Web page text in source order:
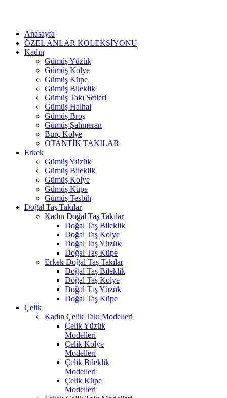
Anasayfa
ÖZEL ANLAR KOLEKSİYONU
Kadın
Gümüş Yüzük
Gümüş Kolye
Gümüş Küpe
Gümüş Bileklik
Gümüş Takı Setleri
Gümüş Halhal
Gümüş Broş
Gümüş Şahmeran
Burç Kolye
OTANTİK TAKILAR
Erkek
Gümüş Yüzük
Gümüş Bileklik
Gümüş Kolye
Gümüş Küpe
Gümüş Tesbih
Doğal Taş Takılar
Kadın Doğal Taş Takılar
Doğal Taş Bileklik
Doğal Taş Kolye
Doğal Taş Yüzük
Doğal Taş Küpe
Erkek Doğal Taş Takılar
Doğal Taş Bileklik
Doğal Taş Kolye
Doğal Taş Yüzük
Doğal Taş Küpe
Çelik
Kadın Çelik Takı Modelleri
Çelik Yüzük
Modelleri
Çelik Kolye
Modelleri
Çelik Bileklik
Modelleri
Çelik Küpe
Modelleri